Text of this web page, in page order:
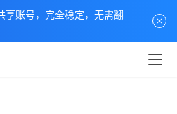
享账号，完全稳定，无需翻